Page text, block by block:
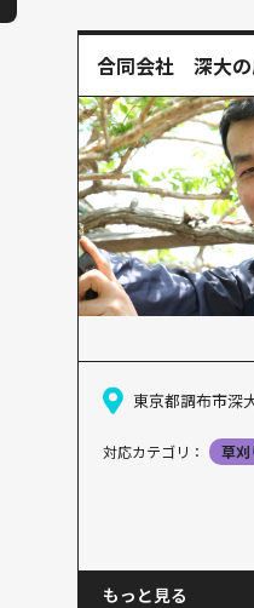
合同会社 深大
東京都調布市深
対応カテゴリ： 草刈
もっと見る